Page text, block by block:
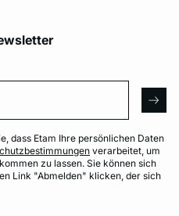
dass Etam Ihre persönlichen Daten
verarbeitet, um
zu lassen. Sie können sich
Link "Abmelden" klicken, der sich